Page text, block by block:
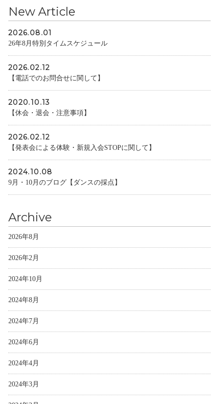
New Article
2026.08.01
26年8月特別タイムスケジュール
2026.02.12
【電話でのお問合せに関して】
2020.10.13
【休会・退会・注意事項】
2026.02.12
【発表会による体験・新規入会STOPに関して】
2024.10.08
9月・10月のブログ【ダンスの採点】
Archive
2026年8月
2026年2月
2024年10月
2024年8月
2024年7月
2024年6月
2024年4月
2024年3月